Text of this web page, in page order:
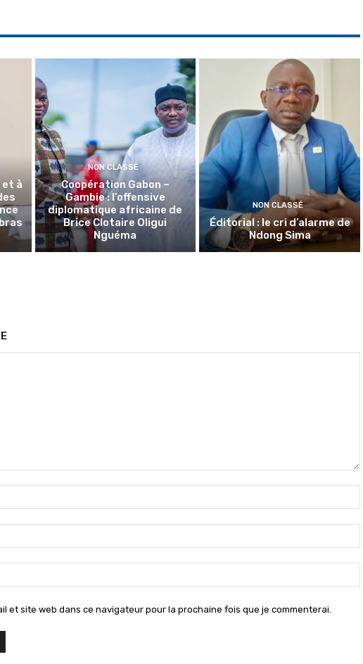
à
NON CLASSÉ
Coopération Gabon –
Gambie : l’offensive
diplomatique africaine de
Brice Clotaire Oligui
Nguéma
NON CLASSÉ
Éditorial : le cri d’alarme de
Ndong Sima
:*
:*
:
et site web dans ce navigateur pour la prochaine fois que je commenterai.